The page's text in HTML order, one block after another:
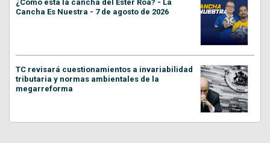
¿Cómo está la cancha del Ester Roa? - La
Cancha Es Nuestra - 7 de agosto de 2026
TC revisará cuestionamientos a invariabilidad
tributaria y normas ambientales de la
megarreforma